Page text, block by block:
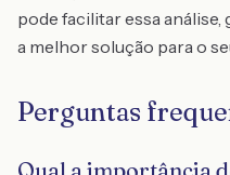
pode facilitar essa
a melhor solução para o
Perguntas